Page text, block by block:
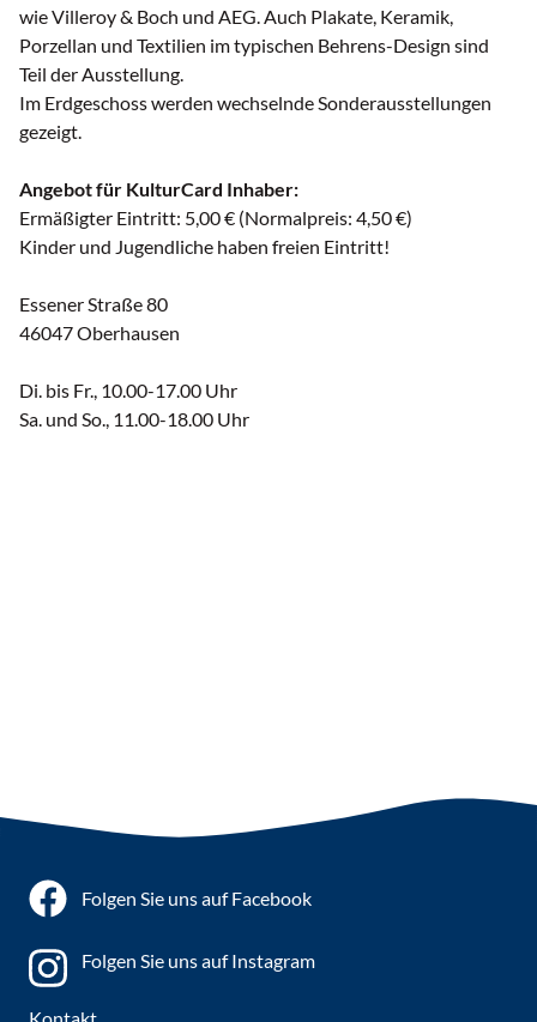
wie Villeroy & Boch und AEG. Auch Plakate, Keramik,
Porzellan und Textilien im typischen Behrens-Design sind
Teil der Ausstellung.
Im Erdgeschoss werden wechselnde Sonderausstellungen
gezeigt.
Angebot für KulturCard Inhaber:
Ermäßigter Eintritt: 5,00 € (Normalpreis: 4,50 €)
Kinder und Jugendliche haben freien Eintritt!
Essener Straße 80
46047 Oberhausen
Di. bis Fr., 10.00-17.00 Uhr
Sa. und So., 11.00-18.00 Uhr
Folgen Sie uns auf Facebook
Folgen Sie uns auf Instagram
Kontakt